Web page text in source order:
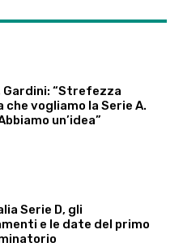
Gardini: “Strefezza
vogliamo la Serie A.
un’idea”
Serie D, gli
e le date del primo